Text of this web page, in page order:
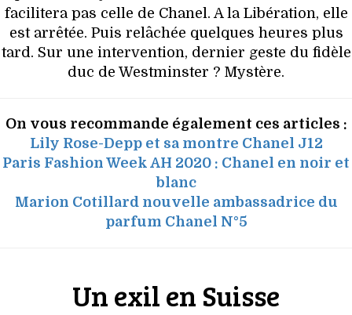
facilitera pas celle de Chanel. A la Libération, elle
est arrêtée. Puis relâchée quelques heures plus
tard. Sur une intervention, dernier geste du fidèle
duc de Westminster ? Mystère.
On vous recommande également ces articles :
Lily Rose-Depp et sa montre Chanel J12
Paris Fashion Week AH 2020 : Chanel en noir et
blanc
Marion Cotillard nouvelle ambassadrice du
parfum Chanel N°5
Un exil en Suisse